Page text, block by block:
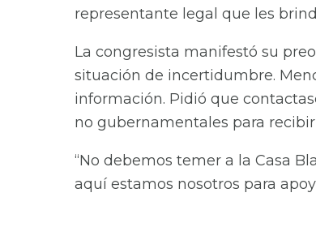
representante legal que les
La congresista manifestó su
situación de incertidumbre.
información. Pidió que
no gubernamentales para
“No debemos temer a la Casa
aquí estamos nosotros para